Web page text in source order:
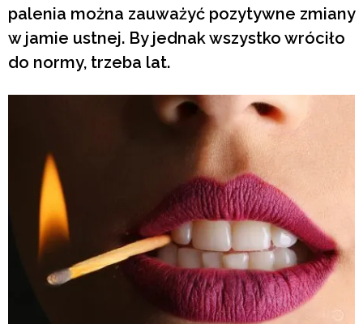
palenia można zauważyć pozytywne zmiany
w jamie ustnej. By jednak wszystko wróciło
do normy, trzeba lat.